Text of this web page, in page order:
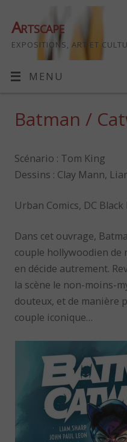
Artscape
EXPOSITIONS, ART ET
MENU
Batman /
Scénario : Tom King
Dessins : Clay Mann,
Urban Comics, DC Black
Dans cet ouvrage,
couple hollywoodien de
en décide autrement.
la scène le non-moins-
douteux, et de manière
couple iconique…